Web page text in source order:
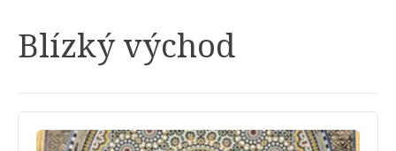
Tag:
Blízký východ